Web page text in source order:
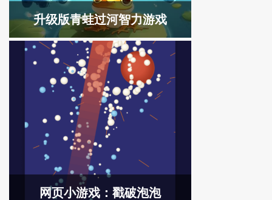
升级版青蛙过河智力游戏
网页小游戏：戳破泡泡